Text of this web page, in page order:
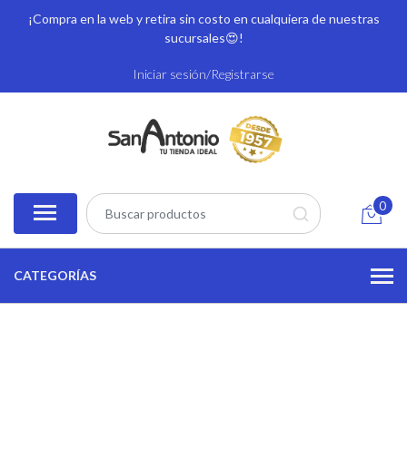
¡Compra en la web y retira sin costo en cualquiera de nuestras
sucursales😍!
Iniciar sesión/Registrarse
0
CATEGORÍAS